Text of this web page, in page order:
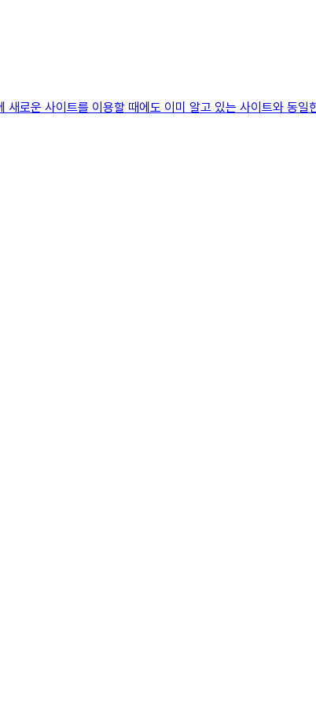
새로운 사이트를 이용할 때에도 이미 알고 있는 사이트와